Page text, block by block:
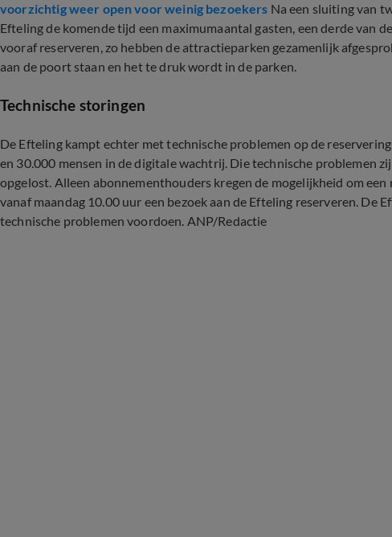
voorzichtig weer open voor weinig bezoekers Na een sluiting van
Efteling de komende tijd een maximumaantal gasten, een derde van
vooraf reserveren, zo hebben de attractieparken gezamenlijk
aan de poort staan en het te druk wordt in de parken.
Technische storingen
De Efteling kampt echter met technische problemen op de
en 30.000 mensen in de digitale wachtrij. Die technische problemen
opgelost. Alleen abonnementhouders kregen de mogelijkheid om
vanaf maandag 10.00 uur een bezoek aan de Efteling reserveren. De
technische problemen voordoen. ANP/Redactie